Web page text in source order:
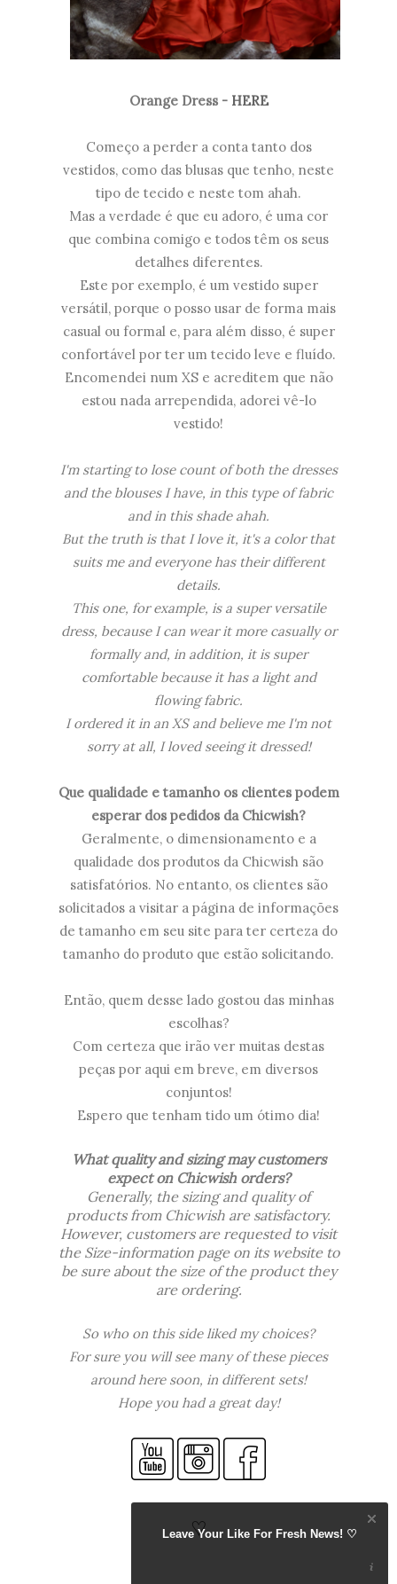
Orange Dress - HERE
Começo a perder a conta tanto dos
vestidos, como das blusas que tenho, neste
tipo de tecido e neste tom ahah.
Mas a verdade é que eu adoro, é uma cor
que combina comigo e todos têm os seus
detalhes diferentes.
Este por exemplo, é um vestido super
versátil, porque o posso usar de forma mais
casual ou formal e, para além disso, é super
confortável por ter um tecido leve e fluído.
Encomendei num XS e acreditem que não
estou nada arrependida, adorei vê-lo
vestido!
I'm starting to lose count of both the dresses
and the blouses I have, in this type of fabric
and in this shade ahah.
But the truth is that I love it, it's a color that
suits me and everyone has their different
details.
This one, for example, is a super versatile
dress, because I can wear it more casually or
formally and, in addition, it is super
comfortable because it has a light and
flowing fabric.
I ordered it in an XS and believe me I'm not
sorry at all, I loved seeing it dressed!
Que qualidade e tamanho os clientes podem
esperar dos pedidos da Chicwish?
Geralmente, o dimensionamento e a
qualidade dos produtos da Chicwish são
satisfatórios. No entanto, os clientes são
solicitados a visitar a página de informações
de tamanho em seu site para ter certeza do
tamanho do produto que estão solicitando.
Então, quem desse lado gostou das minhas
escolhas?
Com certeza que irão ver muitas destas
peças por aqui em breve, em diversos
conjuntos!
Espero que tenham tido um ótimo dia!
What quality and sizing may customers
expect on Chicwishorders?
Generally, the sizing and quality of
products from Chicwish are satisfactory.
However, customers are requested to visit
the Size-information page on its website to
be sure about the size of the product they
are ordering.
So who on this side liked my choices?
For sure you will see many of these pieces
around here soon, in different sets!
Hope you had a great day!
♡
Leave Your Like For Fresh News! ♡